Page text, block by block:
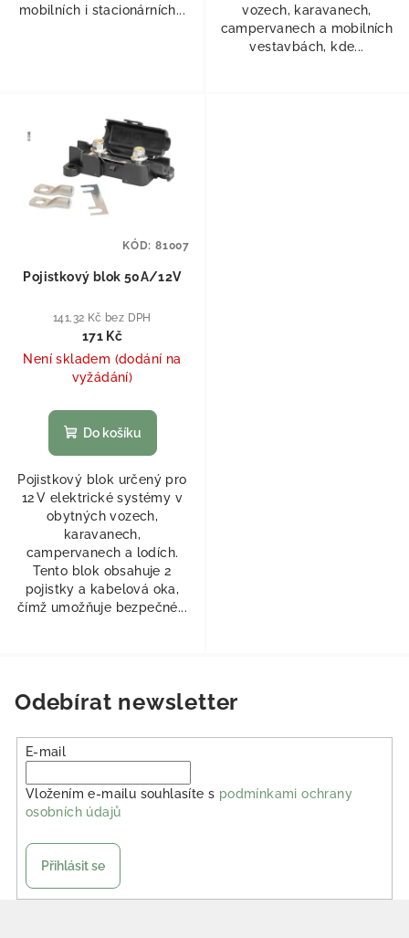
mobilních i stacionárních...
vozech, karavanech,
campervanech a mobilních
vestavbách, kde...
Pojistkový blok 50A/12V
141,32 Kč bez DPH
171 Kč
Není skladem (dodání na
vyžádání)
Do košíku
Pojistkový blok určený pro
12 V elektrické systémy v
obytných vozech,
karavanech,
campervanech a lodích.
Tento blok obsahuje 2
pojistky a kabelová oka,
čímž umožňuje bezpečné...
KÓD: 81007
Odebírat newsletter
E-mail
Vložením e-mailu souhlasíte s podmínkami ochrany
osobních údajů
Přihlásit se